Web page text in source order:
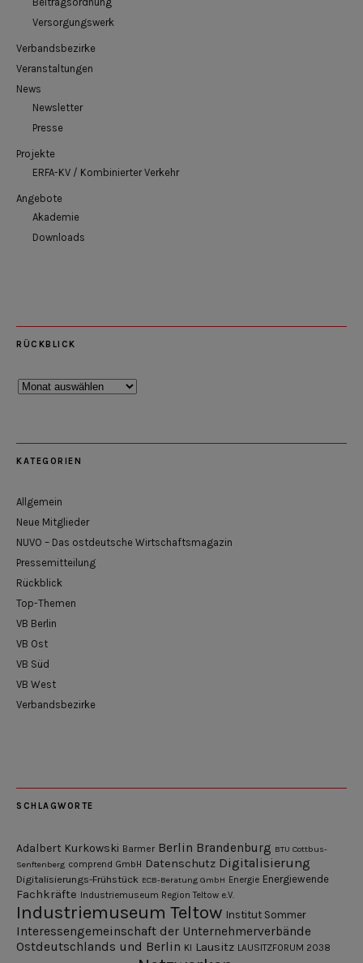
Versorgungswerk
Verbandsbezirke
Veranstaltungen
News
Newsletter
Presse
Projekte
ERFA-KV / Kombinierter Verkehr
Angebote
Akademie
Downloads
RÜCKBLICK
Rückblick
KATEGORIEN
Allgemein
Neue Mitglieder
NUVO – Das ostdeutsche Wirtschaftsmagazin
Pressemitteilung
Rückblick
Top-Themen
VB Berlin
VB Ost
VB Süd
VB West
Verbandsbezirke
SCHLAGWORTE
Adalbert Kurkowski Barmer Berlin Brandenburg BTU Cottbus-
Senftenberg comprend GmbH Datenschutz Digitalisierung
Digitalisierungs-Frühstück ECB-Beratung GmbH Energie Energiewende
Fachkräfte Industriemuseum Region Teltow e.V.
Industriemuseum Teltow Institut Sommer
Interessengemeinschaft der Unternehmerverbände
Ostdeutschlands und Berlin KI Lausitz LAUSITZFORUM 2038